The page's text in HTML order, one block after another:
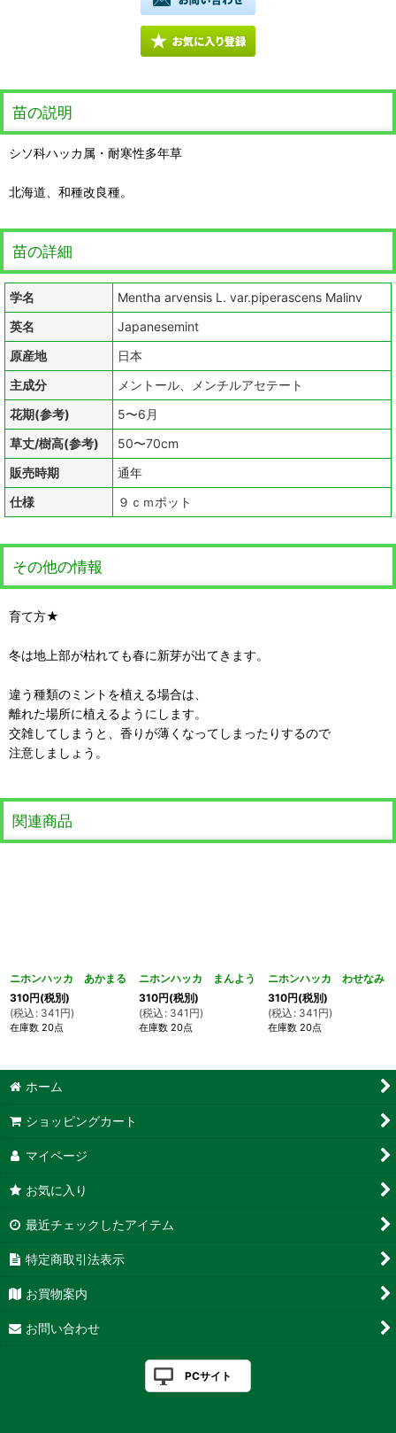
苗の説明
シソ科ハッカ属・耐寒性多年草
北海道、和種改良種。
苗の詳細
学名
Mentha arvensis L. var.piperascens Malinv
英名
Japanesemint
原産地
日本
主成分
メントール、メンチルアセテート
花期(参考)
5〜6月
草丈/樹高(参考)
50〜70cm
販売時期
通年
仕様
９ｃｍポット
その他の情報
育て方★
冬は地上部が枯れても春に新芽が出てきます。
違う種類のミントを植える場合は、
離れた場所に植えるようにします。
交雑してしまうと、香りが薄くなってしまったりするので
注意しましょう。
関連商品
ニホンハッカ あかまる
310円(税別)
(税込 : 341 円)
在庫数 20点
ニホンハッカ まんよう
310円(税別)
(税込 : 341 円)
在庫数 20点
ニホンハッカ わせなみ
310円(税別)
(税込 : 341 円)
在庫数 20点
ホーム
ショッピングカート
マイページ
お気に入り
最近チェックしたアイテム
特定商取引法表示
お買物案内
お問い合わせ
PCサイト